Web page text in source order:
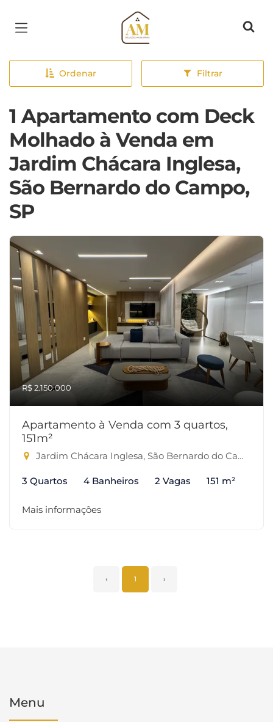
Página inicial
Ordenar Filtrar
1 Apartamento com Deck
Molhado à Venda em
Jardim Chácara Inglesa,
São Bernardo do Campo,
SP
R$ 2.150.000
Apartamento à Venda com 3 quartos,
151m²
Jardim Chácara Inglesa, São Bernardo do Campo-SP
3 Quartos 4 Banheiros 2 Vagas 151 m²
Mais informações
‹ 1 ›
Menu